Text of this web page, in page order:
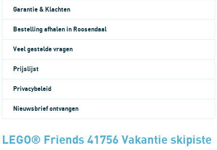
Garantie & Klachten
Bestelling afhalen in Roosendaal
Veel gestelde vragen
Prijslijst
Privacybeleid
Nieuwsbrief ontvangen
LEGO® Friends 41756 Vakantie skipiste